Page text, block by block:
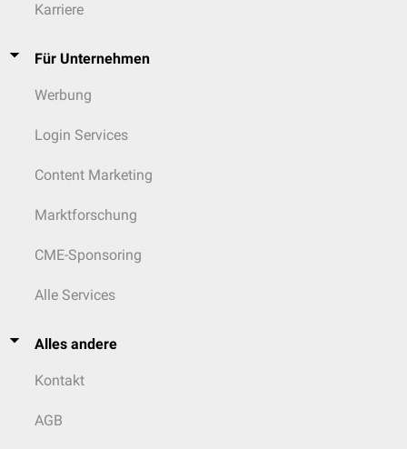
Karriere
Für Unternehmen
Werbung
Login Services
Content Marketing
Marktforschung
CME-Sponsoring
Alle Services
Alles andere
Kontakt
AGB